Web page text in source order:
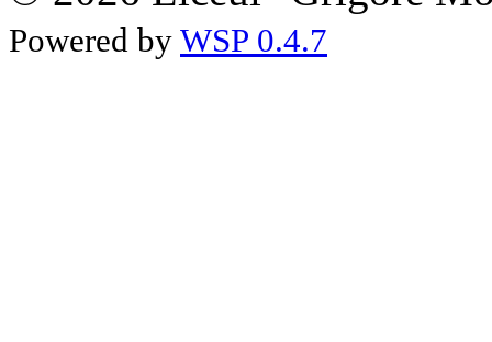
Powered by WSP 0.4.7